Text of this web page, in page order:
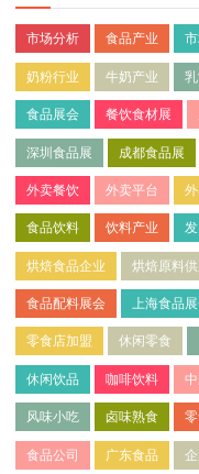
市场分析 食品产业
奶粉行业 牛奶产业
食品展会 餐饮食材展
深圳食品展 成都食品展
外卖餐饮 外卖平台
食品饮料 饮料产业
烘焙食品企业 烘焙原料
食品配料展会 上海食品
零食店加盟 休闲零食
休闲饮品 咖啡饮料
风味小吃 卤味熟食
食品公司 广东食品